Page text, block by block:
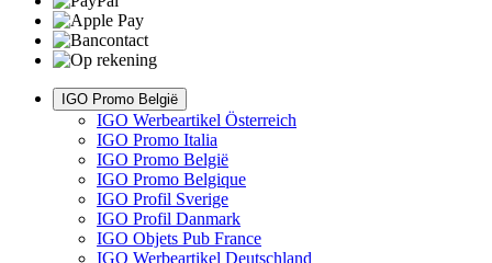
IGO Promo België
IGO Werbeartikel Österreich
IGO Promo Italia
IGO Promo België
IGO Promo Belgique
IGO Profil Sverige
IGO Profil Danmark
IGO Objets Pub France
IGO Werbeartikel Deutschland